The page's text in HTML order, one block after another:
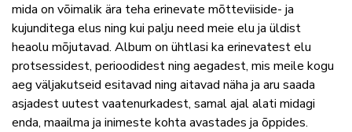
mida on võimalik ära teha erinevate mõtteviiside- ja
kujunditega elus ning kui palju need meie elu ja üldist
heaolu mõjutavad. Album on ühtlasi ka erinevatest elu
protsessidest, perioodidest ning aegadest, mis meile kogu
aeg väljakutseid esitavad ning aitavad näha ja aru saada
asjadest uutest vaatenurkadest, samal ajal alati midagi
enda, maailma ja inimeste kohta avastades ja õppides.